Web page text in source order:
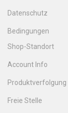
Datenschutz
Bedingungen
Shop-Standort
Account Info
Produktverfolgung
Freie Stelle